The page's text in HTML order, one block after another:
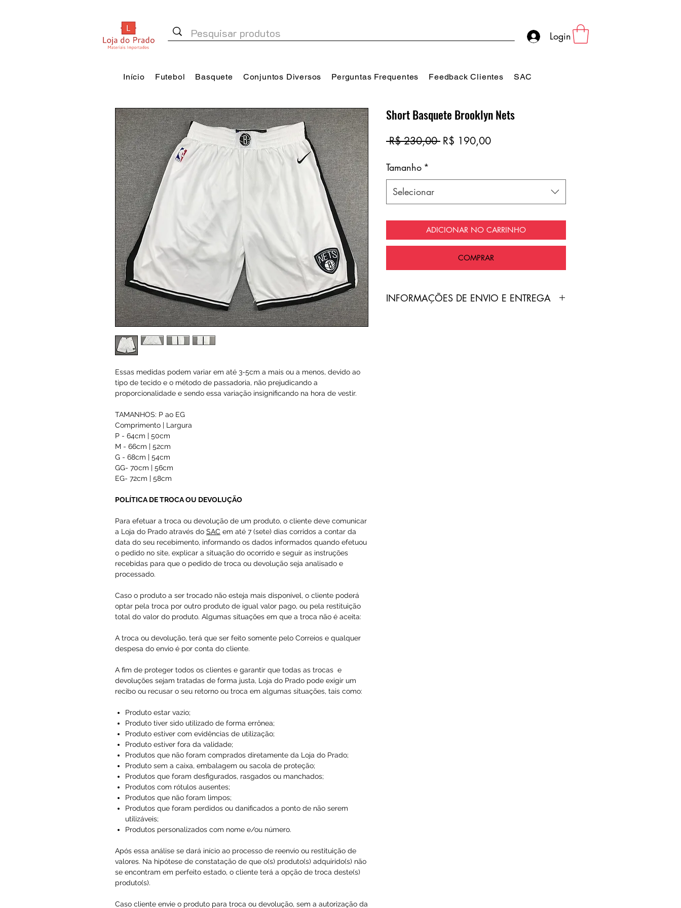
Login
Início Futebol Basquete Conjuntos Diversos Perguntas Frequentes Feedback Clientes SAC
Essas medidas podem variar em até 3-5cm a mais ou a menos, devido ao
tipo de tecido e o método de passadoria, não prejudicando a
proporcionalidade e sendo essa variação insignificando na hora de vestir.
TAMANHOS: P ao EG
Comprimento | Largura
P - 64cm | 50cm
M - 66cm | 52cm
G - 68cm | 54cm
GG- 70cm | 56cm
EG- 72cm | 58cm
POLÍTICA DE TROCA OU DEVOLUÇÃO
Para efetuar a troca ou devolução de um produto, o cliente deve comunicar
a Loja do Prado através do SAC em até 7 (sete) dias corridos a contar da
data do seu recebimento, informando os dados informados quando efetuou
o pedido no site, explicar a situação do ocorrido e seguir as instruções
recebidas para que o pedido de troca ou devolução seja analisado e
processado.
Caso o produto a ser trocado não esteja mais disponível, o cliente poderá
optar pela troca por outro produto de igual valor pago, ou pela restituição
total do valor do produto. Algumas situações em que a troca não é aceita:
A troca ou devolução, terá que ser feito somente pelo Correios e qualquer
despesa do envio é por conta do cliente.
A fim de proteger todos os clientes e garantir que todas as trocas e
devoluções sejam tratadas de forma justa, Loja do Prado pode exigir um
recibo ou recusar o seu retorno ou troca em algumas situações, tais como:
Produto estar vazio;
Produto tiver sido utilizado de forma errônea;
Produto estiver com evidências de utilização;
Produto estiver fora da validade;
Produtos que não foram comprados diretamente da Loja do Prado;
Produto sem a caixa, embalagem ou sacola de proteção;
Produtos que foram desfigurados, rasgados ou manchados;
Produtos com rótulos ausentes;
Produtos que não foram limpos;
Produtos que foram perdidos ou danificados a ponto de não serem
utilizáveis;
Produtos personalizados com nome e/ou número.
Após essa análise se dará início ao processo de reenvio ou restituição de
valores. Na hipótese de constatação de que o(s) produto(s) adquirido(s) não
se encontram em perfeito estado, o cliente terá a opção de troca deste(s)
produto(s).
Caso cliente envie o produto para troca ou devolução, sem a autorização da
Short Basquete Brooklyn Nets
R$ 230,00 Preço
R$ 190,00Preço
Tamanho *
Selecionar
ADICIONAR NO CARRINHO
COMPRAR
​INFORMAÇÕES DE ENVIO E ENTREGA